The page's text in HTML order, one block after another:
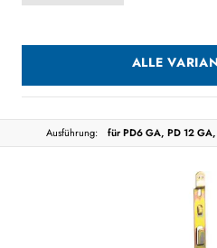
ALLE
Ausführung: für PD6 GA, PD 12